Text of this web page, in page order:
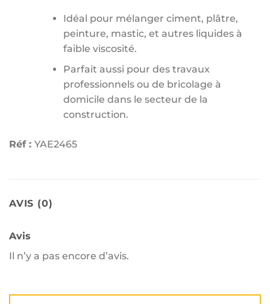
Idéal pour mélanger ciment, plâtre,
peinture, mastic, et autres liquides à
faible viscosité.
Parfait aussi pour des travaux
professionnels ou de bricolage à
domicile dans le secteur de la
construction.
Réf : YAE2465
AVIS (0)
Avis
Il n’y a pas encore d’avis.